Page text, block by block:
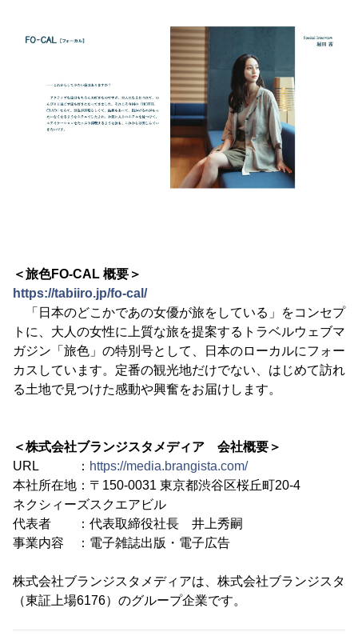
＜旅色FO-CAL 概要＞
https://tabiiro.jp/fo-cal/
「日本のどこかであの女優が旅をしている」をコンセプ
トに、大人の女性に上質な旅を提案するトラベルウェブマ
ガジン「旅色」の特別号として、日本のローカルにフォー
カスしています。定番の観光地だけでない、はじめて訪れ
る土地で見つけた感動や興奮をお届けします。
＜株式会社ブランジスタメディア 会社概要＞
URL ： https://media.brangista.com/
本社所在地：〒150-0031 東京都渋谷区桜丘町20-4
ネクシィーズスクエアビル
代表者 ：代表取締役社長 井上秀嗣
事業内容 ：電子雑誌出版・電子広告
株式会社ブランジスタメディアは、株式会社ブランジスタ
（東証上場6176）のグループ企業です。